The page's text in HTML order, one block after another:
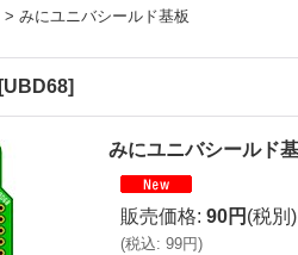
> みにユニバシールド基板
[UBD68]
みにユニバシールド
販売価格: 90円 (税別)
(税込: 99円)